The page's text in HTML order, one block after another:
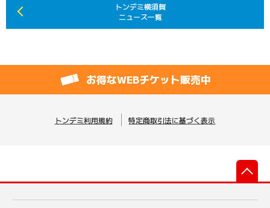
トンデミ横須賀
ニュース一覧
お得なWEBチケット販売中
トンデミ利用規約 特定商取引法に基づく表示